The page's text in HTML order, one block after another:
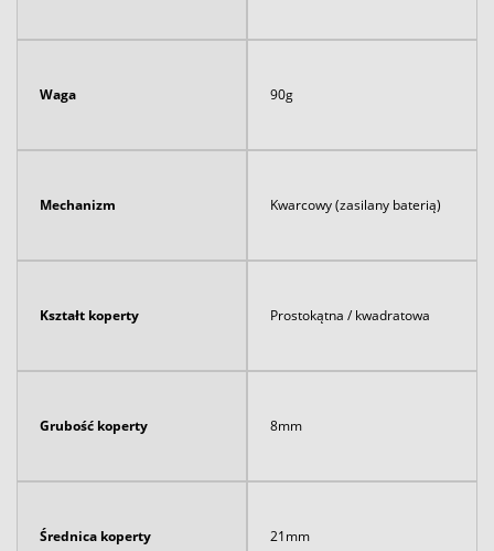
Waga 90g
Mechanizm Kwarcowy (zasilany baterią)
Kształt koperty Prostokątna / kwadratowa
Grubość koperty 8mm
Średnica koperty 21mm